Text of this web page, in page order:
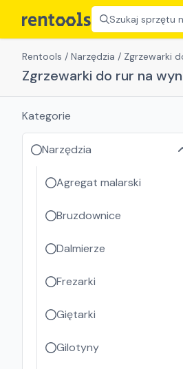
Szukaj sprzętu
Rentools / Narzędzia / Zgrzewarki
Zgrzewarki do rur na
Kategorie
Narzędzia
Agregat malarski
Bruzdownice
Dalmierze
Frezarki
Giętarki
Gilotyny